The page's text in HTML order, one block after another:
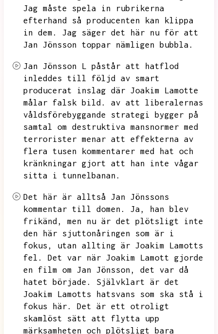
Jag måste spela in rubrikerna
efterhand så producenten kan klippa
in dem.
Jag säger det här nu för att
Jan Jönsson toppar nämligen bubbla.
Jan Jönsson L påstår att hatflod
inleddes till följd av smart
producerat inslag där Joakim Lamotte
målar falsk bild.
av att liberalernas
våldsförebyggande strategi bygger på
samtal om destruktiva mansnormer med
terrorister menar att effekterna av
flera tusen kommentarer med hat och
kränkningar gjort att han inte vågar
sitta i tunnelbanan.
Det här är alltså Jan Jönssons
kommentar till domen.
Ja,
han blev
frikänd,
men nu är det plötsligt inte
den här sjuttonåringen som är i
fokus,
utan allting är Joakim Lamotts
fel.
Det var när Joakim Lamott gjorde
en film om Jan Jönsson,
det var då
hatet började.
Självklart är det
Joakim Lamotts hatsvans som ska stå i
fokus här.
Det är ett otroligt
skamlöst sätt att flytta upp
märksamheten och plötsligt bara